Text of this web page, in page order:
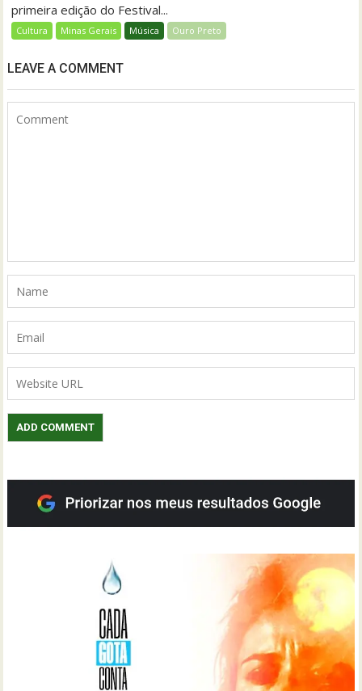
primeira edição do Festival...
Cultura Minas Gerais Música Ouro Preto
LEAVE A COMMENT